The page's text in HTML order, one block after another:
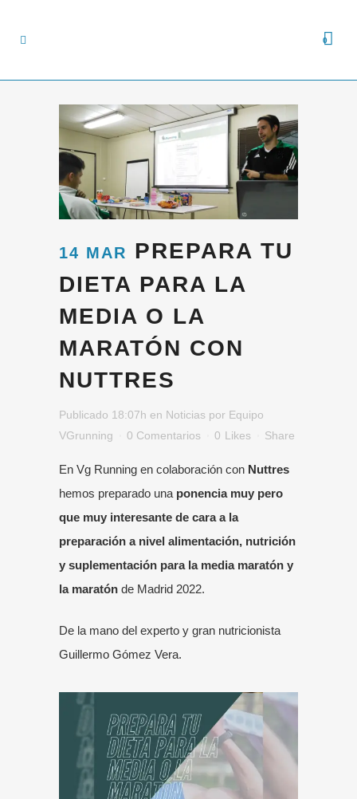
0
14 MAR PREPARA TU
DIETA PARA LA
MEDIA O LA
MARATÓN CON
NUTTRES
Publicado 18:07h en Noticias por Equipo
VGrunning
0 Comentarios 0 Likes Share
En Vg Running en colaboración con Nuttres
hemos preparado una ponencia muy pero
que muy interesante de cara a la
preparación a nivel alimentación, nutrición
y suplementación para la media maratón y
la maratón de Madrid 2022.
De la mano del experto y gran nutricionista
Guillermo Gómez Vera.